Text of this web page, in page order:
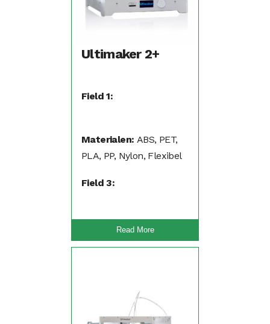
Ultimaker 2+
Field 1:
Materialen: ABS, PET,
PLA, PP, Nylon, Flexibel
Field 3:
Read More